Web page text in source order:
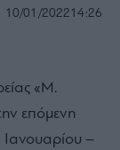
10/01/202214:26
«Μ.
επόμενη
Ιανουαρίου –